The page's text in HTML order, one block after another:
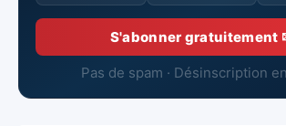
S'abonner gratuitement
Pas de spam · Désinscription